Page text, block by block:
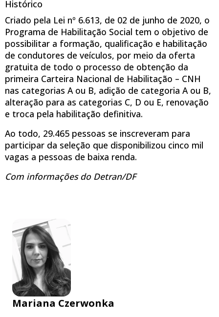
Histórico
Criado pela Lei nº 6.613, de 02 de junho de 2020, o
Programa de Habilitação Social tem o objetivo de
possibilitar a formação, qualificação e habilitação
de condutores de veículos, por meio da oferta
gratuita de todo o processo de obtenção da
primeira Carteira Nacional de Habilitação – CNH
nas categorias A ou B, adição de categoria A ou B,
alteração para as categorias C, D ou E, renovação
e troca pela habilitação definitiva.
Ao todo, 29.465 pessoas se inscreveram para
participar da seleção que disponibilizou cinco mil
vagas a pessoas de baixa renda.
Com informações do Detran/DF
Mariana Czerwonka